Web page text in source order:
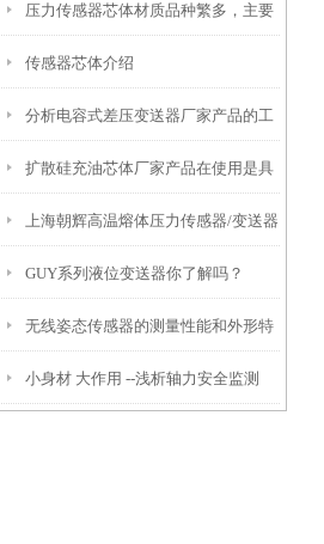
压力传感器芯体材质品种繁多，主要
有以下几种！
传感器芯体介绍
分析电容式差压变送器厂家产品的工
作原理及特点
扩散硅充油芯体厂家产品在使用是具
有什么特点？
上海朝辉高温熔体压力传感器/变送器
安装前注意事项
GUY系列液位变送器你了解吗？
无线姿态传感器的测量性能和外形特
点
小身材 大作用 --浅析轴力安全监测